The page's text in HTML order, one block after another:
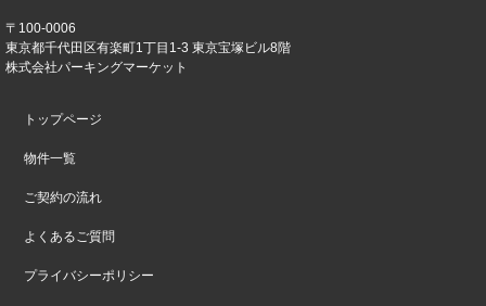
〒100-0006
東京都千代田区有楽町1丁目1-3 東京宝塚ビル8階
株式会社パーキングマーケット
トップページ
物件一覧
ご契約の流れ
よくあるご質問
プライバシーポリシー